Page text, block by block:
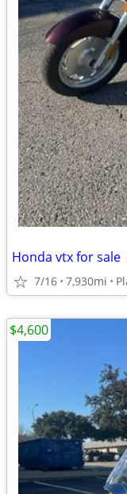
Honda vtx for sale
7/16 7,930mi
$4,600